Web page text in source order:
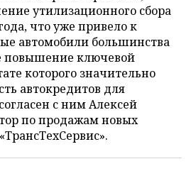
утилизационного сбора
что уже привело к
автомобили большинства
повышение ключевой
которого значительно
автокредитов для
с ним Алексей
по продажам новых